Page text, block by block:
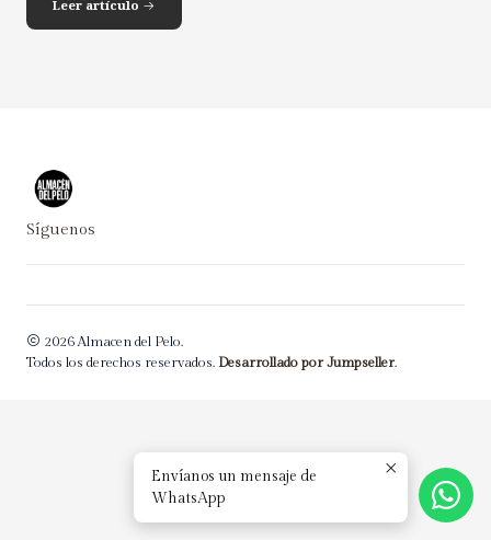
Leer artículo
Síguenos
2026 Almacen del Pelo.
Todos los derechos reservados. Desarrollado por Jumpseller.
Envíanos un mensaje de
WhatsApp